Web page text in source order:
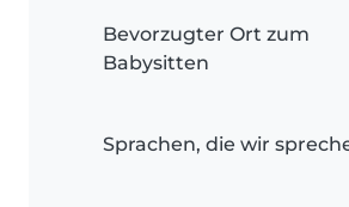
Bevorzugter Ort zum
Babysitten
Sprachen, die wir